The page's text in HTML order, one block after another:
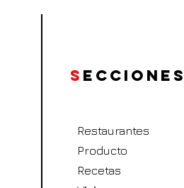
S ecciones
Restaurantes
Producto
Recetas